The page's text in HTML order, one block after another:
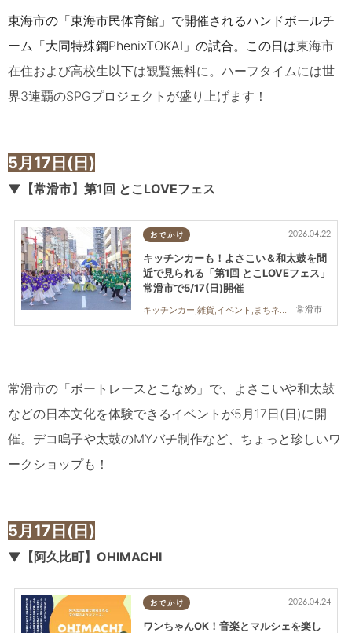
東海市の「東海市民体育館」で開催されるハンドボールチ
ーム「大同特殊鋼PhenixTOKAI」の試合。この日は東海市
在住および高校生以下は観覧無料に 。ハーフタイムには世
界3連覇のSPGプロジェクトが盛り上げます！
5月17日(日)
▼ 【常滑市】第1回 とこLOVEフェス
おでかけ
常滑市
2026.04.22
キッチンカーも！よさこい＆和太鼓を間
近で見られる「第1回 とこLOVEフェス」
常滑市で5/17(日)開催
常滑市の「ボートレースとこなめ」で、 よさこいや和太鼓
などの日本文化を体験できるイベント が5月17日(日)に開
催。デコ鳴子や太鼓のMYバチ制作など、ちょっと珍しいワ
ークショップも！
5 月17日(日)
▼ 【阿久比町】OHIMACHI
おでかけ 2026.04.24
ワンちゃんOK！音楽とマルシェを楽し